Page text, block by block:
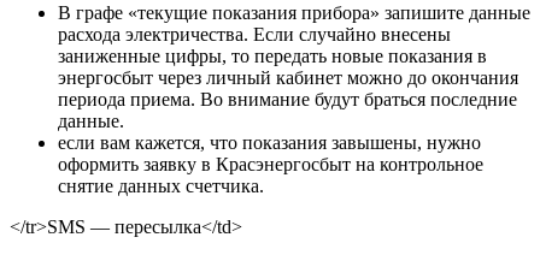
В графе «текущие показания прибора» запишите данные
расхода электричества. Если случайно внесены
заниженные цифры, то передать новые показания в
энергосбыт через личный кабинет можно до окончания
периода приема. Во внимание будут браться последние
данные.
если вам кажется, что показания завышены, нужно
оформить заявку в Красэнергосбыт на контрольное
снятие данных счетчика.
</tr>SMS — пересылка</td>